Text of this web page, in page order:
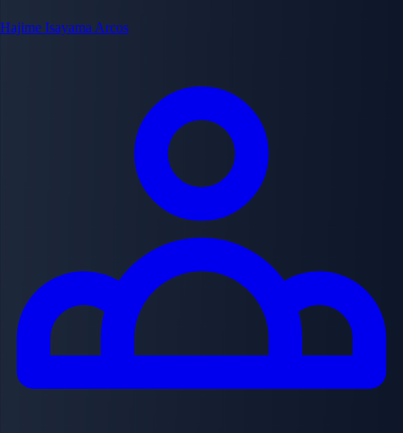
Hajime Isayama Arcos